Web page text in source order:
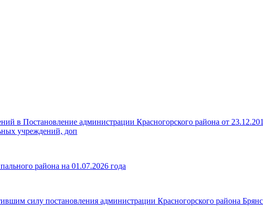
в Постановление администрации Красногорского района от
учреждений, доп
района на 01.07.2026 года
силу постановления администрации Красногорского района